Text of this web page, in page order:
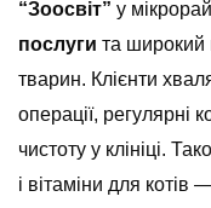
“Зоосвіт” у
послуги та широкий
тварин. Клієнти
операції, регулярні
чистоту у клініці.
і вітаміни для